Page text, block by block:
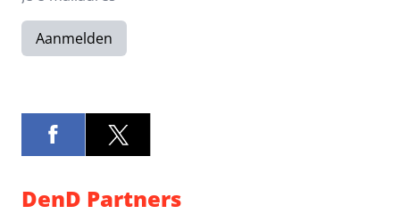
Aanmelden
DenD Partners